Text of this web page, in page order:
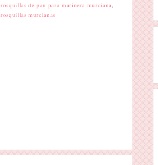
rosquillas de pan para marinera murciana
rosquillas murcianas